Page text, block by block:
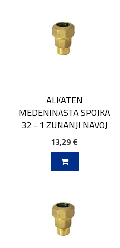
ALKATEN
MEDENINASTA SPOJKA
32 - 1 ZUNANJI NAVOJ
13,29 €